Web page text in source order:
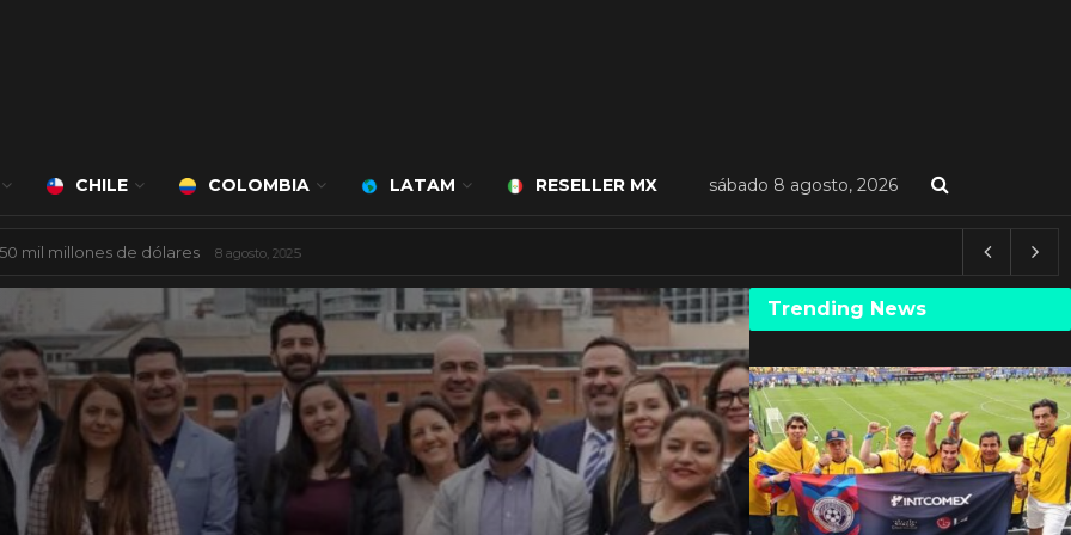
CHILE COLOMBIA LATAM RESELLER MX sábado 8 agosto, 2026
a cargo de Bert Milan 24 marzo, 2026
Trending News